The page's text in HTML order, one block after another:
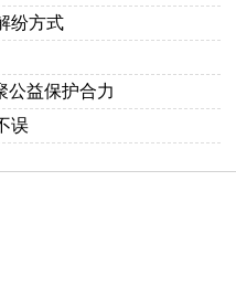
纷方式
公益保护合力
误